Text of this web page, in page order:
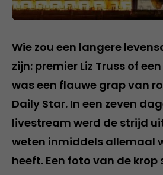
Wie zou een langere
zijn: premier Liz Truss of
was een flauwe grap van
Daily Star. In een zeven
livestream werd de strijd
weten inmiddels allemaal
heeft. Een foto van de krop